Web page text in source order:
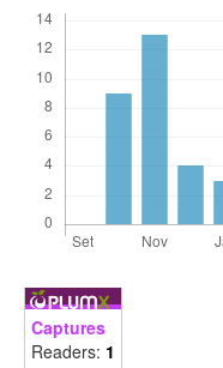
Captures
Readers: 1